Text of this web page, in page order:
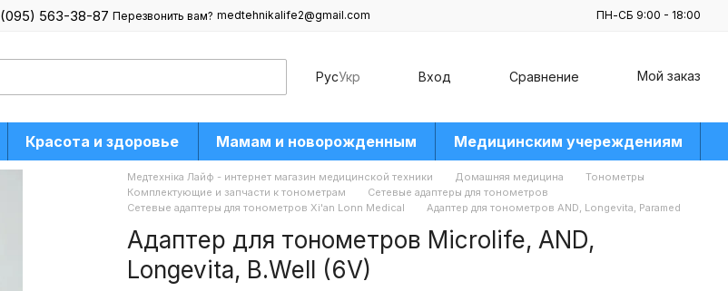
(095) 563-38-87 Перезвонить вам? medtehnikalife2@gmail.com ПН-СБ 9:00 - 18:00
РусУкр Вход Сравнение Мой заказ
Красота и здоровье Мамам и новорожденным Медицинским учереждениям
Медтехніка Лайф - интернет магазин медицинской техники Домашняя медицина
Тонометры
Комплектующие и запчасти к тонометрам
Сетевые адаптеры для тонометров
Сетевые адаптеры для тонометров Xi'an Lonn Medical
Адаптер для тонометров AND, Longevita, Paramed
Адаптер для тонометров Microlife, AND,
Longevita, B.Well (6V)